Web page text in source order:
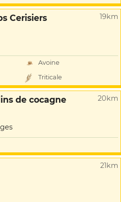
Cerisiers 19km
Avoine
Triticale
de cocagne 20km
21km